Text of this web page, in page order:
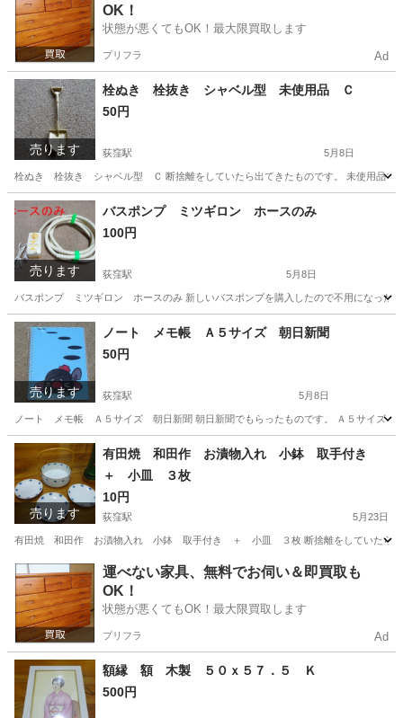
OK！
状態が悪くてもOK！最大限買取します
プリフラ Ad
売ります
栓ぬき 栓抜き シャベル型 未使用品 Ｃ
50円
荻窪駅 5月8日
栓ぬき 栓抜き シャベル型 Ｃ 断捨離をしていたら出てきたものです。 未使用品で
東京 杉並区 荻窪駅 食器 栓抜き
売ります
バスポンプ ミツギロン ホースのみ
100円
荻窪駅 5月8日
バスポンプ ミツギロン ホースのみ 新しいバスポンプを購入したので不用になった
東京 杉並区 荻窪駅 洗濯用品 ポンプ
売ります
ノート メモ帳 Ａ５サイズ 朝日新聞
50円
荻窪駅 5月8日
ノート メモ帳 Ａ５サイズ 朝日新聞 朝日新聞でもらったものです。 Ａ５サイズ
東京 杉並区 荻窪駅 ノベルティグッズ メモ帳
売ります
有田焼 和田作 お漬物入れ 小鉢 取手付き
＋ 小皿 ３枚
10円
荻窪駅 5月23日
有田焼 和田作 お漬物入れ 小鉢 取手付き ＋ 小皿 ３枚 断捨離をしていたら出
東京 杉並区 荻窪駅 食器 小皿
運べない家具、無料でお伺い＆即買取も
OK！
状態が悪くてもOK！最大限買取します
プリフラ Ad
額縁 額 木製 ５０ｘ５７．５ Ｋ
500円